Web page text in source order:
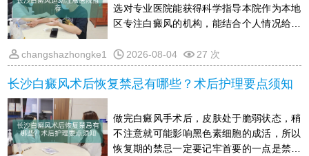
走得更顺当
选对专业医院能获得科学指导本院作为本地
区专注白癜风的机构，能结合个人情况给出
风险有关运动防护及病情疑问，可通过在线
渠道详细了解，避免因不当运动影响肤色恢
复
changshazhongke1 2026-08-04 27 次
长沙白癜风术后恢复禁忌有哪些？术后护理要点须知
做完白癜风手术后，皮肤处于脆弱状态，稍
不注意就可能影响黑色素细胞的成活，所以
恢复期的禁忌一定要记牢首要的一点是禁止